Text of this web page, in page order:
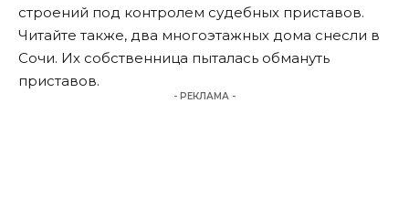
строений под контролем судебных приставов.
Читайтетакже, два многоэтажных дома снесли в
Сочи. Их собственница пыталась обмануть
приставов.
- РЕКЛАМА -